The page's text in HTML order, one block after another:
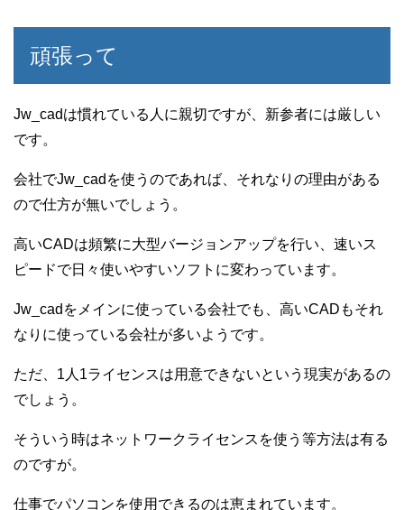
頑張って
Jw_cadは慣れている人に親切ですが、新参者には厳しい
です。
会社でJw_cadを使うのであれば、それなりの理由がある
ので仕方が無いでしょう。
高いCADは頻繁に大型バージョンアップを行い、速いス
ピードで日々使いやすいソフトに変わっています。
Jw_cadをメインに使っている会社でも、高いCADもそれ
なりに使っている会社が多いようです。
ただ、1人1ライセンスは用意できないという現実があるの
でしょう。
そういう時はネットワークライセンスを使う等方法は有る
のですが。
仕事でパソコンを使用できるのは恵まれています。